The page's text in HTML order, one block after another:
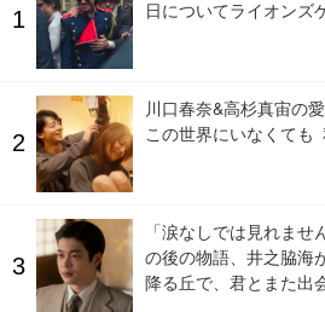
日についてライオンズ
川口春奈&高杉真宙の
この世界にいなくても
「涙なしでは見れませ
の後の物語、井之脇海
降る丘で、君とまた出